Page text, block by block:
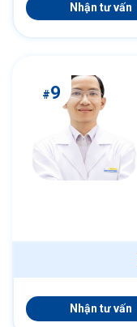
Nhận tư vấn
#9
Nhận tư vấn